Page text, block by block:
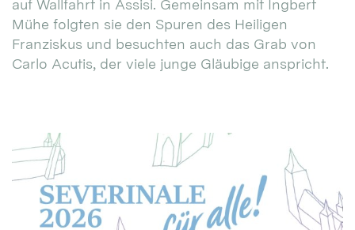
auf Wallfahrt in Assisi. Gemeinsam mit Ingbert
Mühe folgten sie den Spuren des Heiligen
Franziskus und besuchten auch das Grab von
Carlo Acutis, der viele junge Gläubige anspricht.